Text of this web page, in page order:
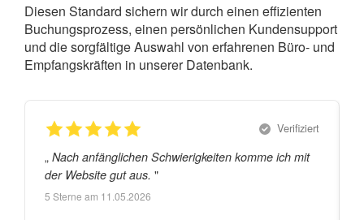
Diesen Standard sichern wir durch einen effizienten
Buchungsprozess, einen persönlichen Kundensupport
und die sorgfältige Auswahl von erfahrenen Büro- und
Empfangskräften in unserer Datenbank.
Verifiziert
„
der Website gut aus. "
5 Sterne am 11.05.2026